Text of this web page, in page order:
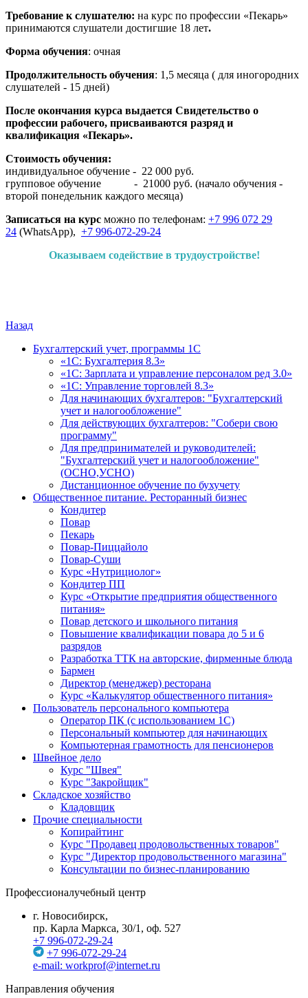
Требование к слушателю: на курс по профессии «Пекарь»
принимаются слушатели достигшие 18 лет.
Форма обучения: очная
Продолжительность обучения: 1,5 месяца ( для иногородних
слушателей - 15 дней)
После окончания курса выдается Свидетельство о
профессии рабочего, присваиваются разряд и
квалификация «Пекарь».
Стоимость обучения:
индивидуальное обучение - 22 000 руб.
групповое обучение - 21000 руб. (начало обучения -
второй понедельник каждого месяца)
Записаться на курс можно по телефонам: +7 996 072 29
24 (WhatsApp), +7 996-072-29-24
Оказываем содействие в трудоустройстве!
Назад
Бухгалтерский учет, программы 1С
«1С: Бухгалтерия 8.3»
«1С: Зарплата и управление персоналом ред 3.0»
«1С: Управление торговлей 8.3»
Для начинающих бухгалтеров: "Бухгалтерский
учет и налогообложение"
Для действующих бухгалтеров: "Собери свою
программу"
Для предпринимателей и руководителей:
"Бухгалтерский учет и налогообложение"
(ОСНО,УСНО)
Дистанционное обучение по бухучету
Общественное питание. Ресторанный бизнес
Кондитер
Повар
Пекарь
Повар-Пиццайоло
Повар-Суши
Курс «Нутрициолог»
Кондитер ПП
Курс «Открытие предприятия общественного
питания»
Повар детского и школьного питания
Повышение квалификации повара до 5 и 6
разрядов
Разработка ТТК на авторские, фирменные блюда
Бармен
Директор (менеджер) ресторана
Курс «Калькулятор общественного питания»
Пользователь персонального компьютера
Оператор ПК (с использованием 1С)
Персональный компьютер для начинающих
Компьютерная грамотность для пенсионеров
Швейное дело
Курс "Швея"
Курс "Закройщик"
Складское хозяйство
Кладовщик
Прочие специальности
Копирайтинг
Курс "Продавец продовольственных товаров"
Курс "Директор продовольственного магазина"
Консультации по бизнес-планированию
Профессионалучебный центр
г. Новосибирск,
пр. Карла Маркса, 30/1, оф. 527
+7 996-072-29-24
+7 996-072-29-24
e-mail: workprof@internet.ru
Направления обучения